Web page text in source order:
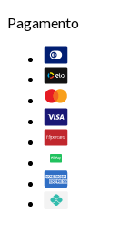
Pagamento